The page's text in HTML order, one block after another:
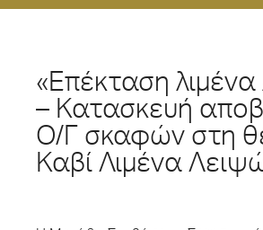
«Επέκταση
– Κατασκευή
Ο/Γ σκαφών στη
Καβί Λιμένα